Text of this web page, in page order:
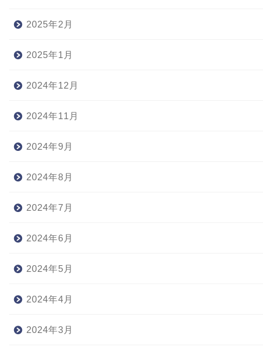
2025年2月
2025年1月
2024年12月
2024年11月
2024年9月
2024年8月
2024年7月
2024年6月
2024年5月
2024年4月
2024年3月